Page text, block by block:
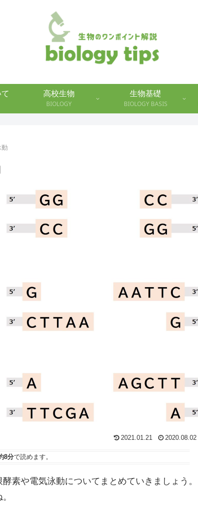
高校生物
BIOLOGY
生物基礎
BIOLOGY BASIS
動
2021.01.21 2020.08.02
8分で読めます。
素や電気泳動についてまとめていきましょう。